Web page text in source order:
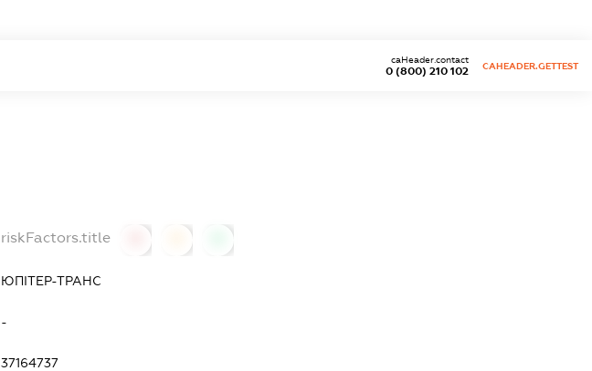
0 (800) 210 102
caHeader.contact
CAHEADER.GETTEST
riskFactors.title
ЮПІТЕР-ТРАНС
-
37164737